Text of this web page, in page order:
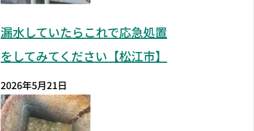
漏水していたらこれで応急処置
をしてみてください【松江市】
2026年5月21日